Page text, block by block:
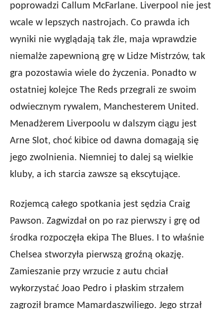
poprowadzi Callum McFarlane. Liverpool nie jest
wcale w lepszych nastrojach. Co prawda ich
wyniki nie wyglądają tak źle, maja wprawdzie
niemalże zapewnioną grę w Lidze Mistrzów, tak
gra pozostawia wiele do życzenia. Ponadto w
ostatniej kolejce The Reds przegrali ze swoim
odwiecznym rywalem, Manchesterem United.
Menadżerem Liverpoolu w dalszym ciągu jest
Arne Slot, choć kibice od dawna domagają się
jego zwolnienia. Niemniej to dalej są wielkie
kluby, a ich starcia zawsze są ekscytujące.
Rozjemcą całego spotkania jest sędzia Craig
Pawson. Zagwizdał on po raz pierwszy i grę od
środka rozpoczęła ekipa The Blues. I to właśnie
Chelsea stworzyła pierwszą groźną okazję.
Zamieszanie przy wrzucie z autu chciał
wykorzystać Joao Pedro i płaskim strzałem
zagroził bramce Mamardaszwiliego. Jego strzał